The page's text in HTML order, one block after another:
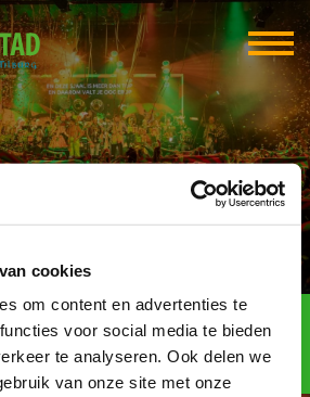
cookies
om content en advertenties te
voor social media te bieden
te analyseren. Ook delen we
van onze site met onze
Pracht
Elf-elf
over
94